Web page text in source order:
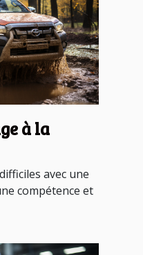
à la
avec une
compétence et